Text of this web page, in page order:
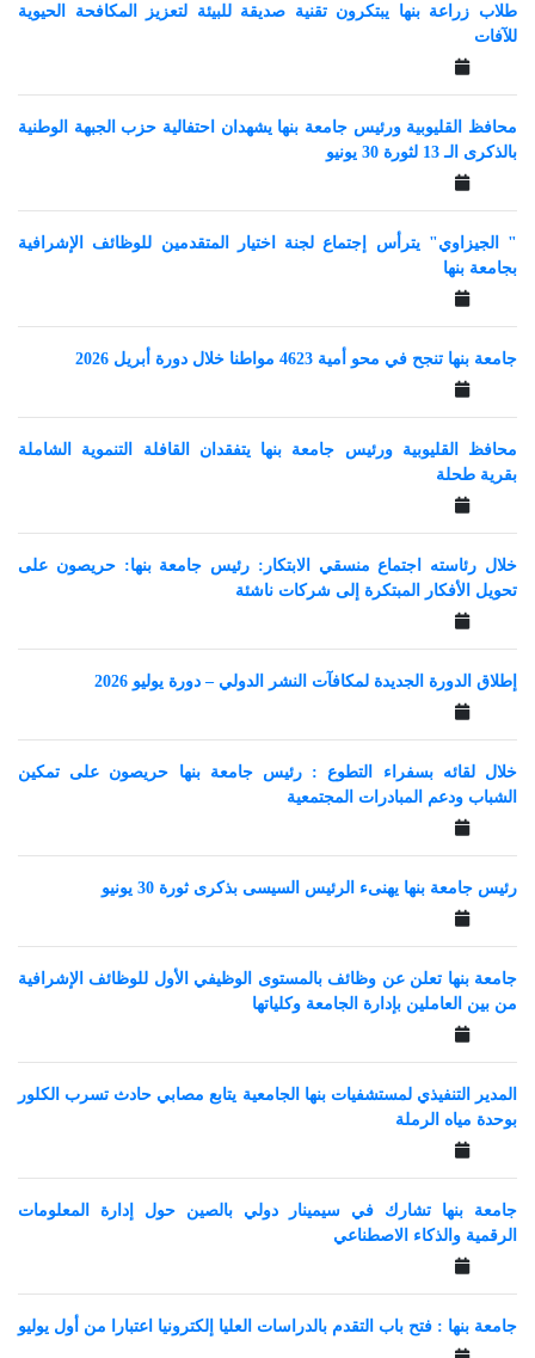
طلاب زراعة بنها يبتكرون تقنية صديقة للبيئة لتعزيز المكافحة الحيوية
للآفات
محافظ القليوبية ورئيس جامعة بنها يشهدان احتفالية حزب الجبهة الوطنية
بالذكرى الـ 13 لثورة 30 يونيو
" الجيزاوي" يترأس إجتماع لجنة اختيار المتقدمين للوظائف الإشرافية
بجامعة بنها
جامعة بنها تنجح في محو أمية 4623 مواطنا خلال دورة أبريل 2026
محافظ القليوبية ورئيس جامعة بنها يتفقدان القافلة التنموية الشاملة
بقرية طحلة
‎خلال رئاسته اجتماع منسقي الابتكار: ‎رئيس جامعة بنها: حريصون على
تحويل الأفكار المبتكرة إلى شركات ناشئة
إطلاق الدورة الجديدة لمكافآت النشر الدولي – دورة يوليو 2026
خلال لقائه بسفراء التطوع : رئيس جامعة بنها حريصون على تمكين
الشباب ودعم المبادرات المجتمعية
رئيس جامعة بنها يهنىء الرئيس السيسى بذكرى ثورة 30 يونيو
جامعة بنها تعلن عن وظائف بالمستوى الوظيفي الأول للوظائف الإشرافية
من بين العاملين بإدارة الجامعة وكلياتها
المدير التنفيذي لمستشفيات بنها الجامعية يتابع مصابي حادث تسرب الكلور
بوحدة مياه الرملة
جامعة بنها تشارك في سيمينار دولي بالصين حول إدارة المعلومات
الرقمية والذكاء الاصطناعي
جامعة بنها : فتح باب التقدم بالدراسات العليا إلكترونيا اعتبارا من أول يوليو